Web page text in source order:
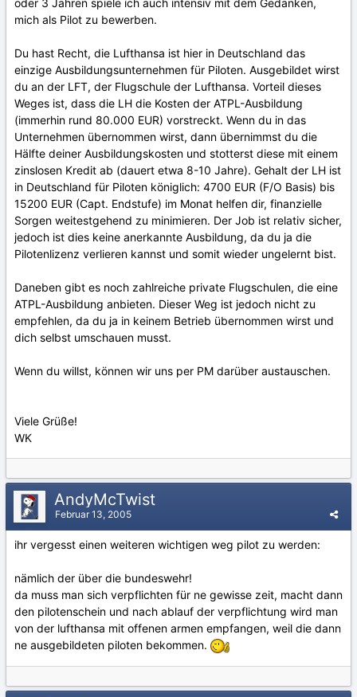
oder 3 Jahren spiele ich auch intensiv mit dem Gedanken,
mich als Pilot zu bewerben.
Du hast Recht, die Lufthansa ist hier in Deutschland das
einzige Ausbildungsunternehmen für Piloten. Ausgebildet wirst
du an der LFT, der Flugschule der Lufthansa. Vorteil dieses
Weges ist, dass die LH die Kosten der ATPL-Ausbildung
(immerhin rund 80.000 EUR) vorstreckt. Wenn du in das
Unternehmen übernommen wirst, dann übernimmst du die
Hälfte deiner Ausbildungskosten und stotterst diese mit einem
zinslosen Kredit ab (dauert etwa 8-10 Jahre). Gehalt der LH ist
in Deutschland für Piloten königlich: 4700 EUR (F/O Basis) bis
15200 EUR (Capt. Endstufe) im Monat helfen dir, finanzielle
Sorgen weitestgehend zu minimieren. Der Job ist relativ sicher,
jedoch ist dies keine anerkannte Ausbildung, da du ja die
Pilotenlizenz verlieren kannst und somit wieder ungelernt bist.
Daneben gibt es noch zahlreiche private Flugschulen, die eine
ATPL-Ausbildung anbieten. Dieser Weg ist jedoch nicht zu
empfehlen, da du ja in keinem Betrieb übernommen wirst und
dich selbst umschauen musst.
Wenn du willst, können wir uns per PM darüber austauschen.
Viele Grüße!
WK
AndyMcTwist
Februar 13, 2005
ihr vergesst einen weiteren wichtigen weg pilot zu werden:
nämlich der über die bundeswehr!
da muss man sich verpflichten für ne gewisse zeit, macht dann
den pilotenschein und nach ablauf der verpflichtung wird man
von der lufthansa mit offenen armen empfangen, weil die dann
ne ausgebildeten piloten bekommen.